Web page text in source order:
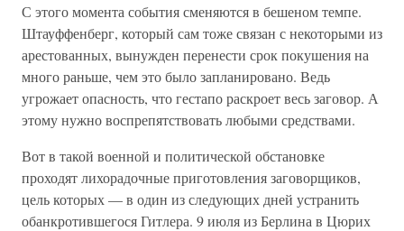
С этого момента события сменяются в бешеном темпе.
Штауффенберг, который сам тоже связан с некоторыми из
арестованных, вынужден перенести срок покушения на
много раньше, чем это было запланировано. Ведь
угрожает опасность, что гестапо раскроет весь заговор. А
этому нужно воспрепятствовать любыми средствами.
Вот в такой военной и политической обстановке
проходят лихорадочные приготовления заговорщиков,
цель которых — в один из следующих дней устранить
обанкротившегося Гитлера. 9 июля из Берлина в Цюрих